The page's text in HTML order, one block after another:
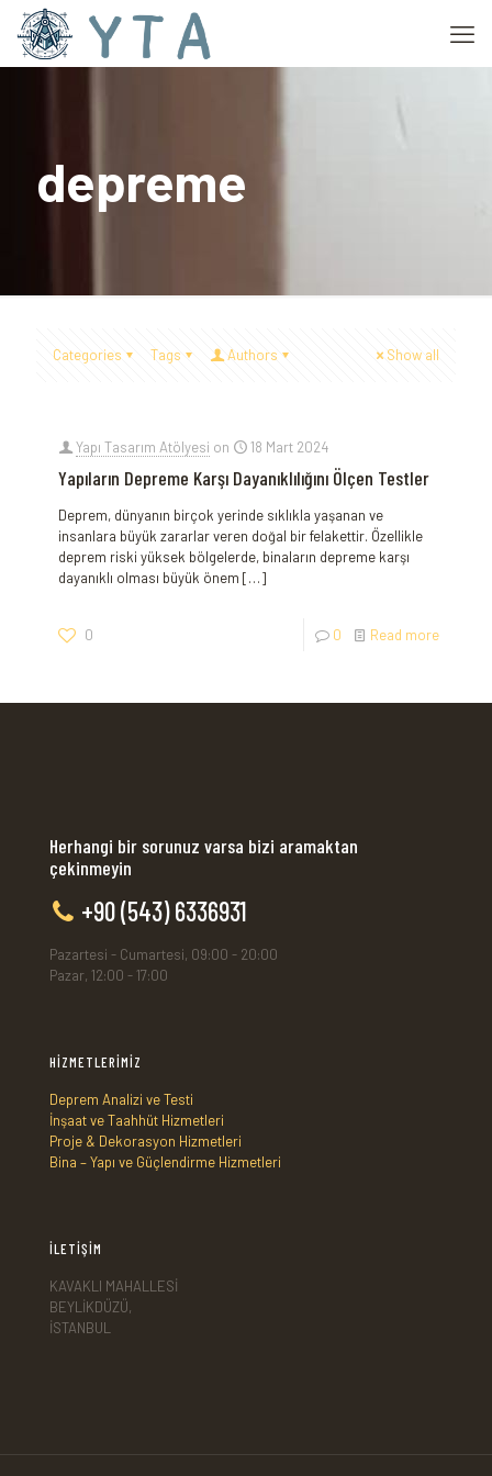
depreme
Categories Tags Authors Show all
Yapı Tasarım Atölyesi on 18 Mart 2024
Yapıların Depreme Karşı Dayanıklılığını Ölçen Testler
Deprem,​ dünyanın birçok yerinde sıklıkla yaşanan ve
insanlara büyük zararlar veren ​doğal bir felakettir.‌ Özellikle
deprem riski yüksek bölgelerde, binaların depreme‍ karşı
dayanıklı olması büyük önem […]
0 0 Read more
Herhangi bir sorunuz varsa bizi aramaktan
çekinmeyin
+90 (543) 6336931
Pazartesi - Cumartesi, 09:00 - 20:00
Pazar, 12:00 - 17:00
HİZMETLERİMİZ
Deprem Analizi ve Testi
İnşaat ve Taahhüt Hizmetleri
Proje & Dekorasyon Hizmetleri
Bina – Yapı ve Güçlendirme Hizmetleri
İLETİŞİM
KAVAKLI MAHALLESİ
BEYLİKDÜZÜ,
İSTANBUL